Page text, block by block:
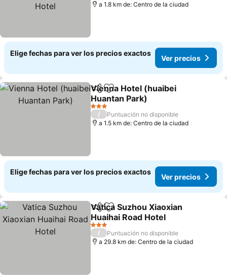
a 1.8 km de: Centro de la ciudad
Elige fechas para ver los precios exactos
Ver precios
CompartirAgregar a favoritos
Vienna Hotel (huaibei
Huantan Park)
Ver precios
3 Estrellas
/
Puntuación no disponible
a 1.5 km de: Centro de la ciudad
Elige fechas para ver los precios exactos
Ver precios
CompartirAgregar a favoritos
Vatica Suzhou Xiaoxian
Huaihai Road Hotel
Ver precios
3 Estrellas
/
Puntuación no disponible
a 29.8 km de: Centro de la ciudad